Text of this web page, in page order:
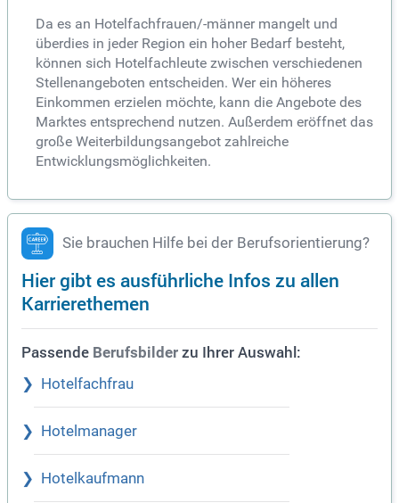
Da es an Hotelfachfrauen/-männer mangelt und
überdies in jeder Region ein hoher Bedarf besteht,
können sich Hotelfachleute zwischen verschiedenen
Stellenangeboten entscheiden. Wer ein höheres
Einkommen erzielen möchte, kann die Angebote des
Marktes entsprechend nutzen. Außerdem eröffnet das
große Weiterbildungsangebot zahlreiche
Entwicklungsmöglichkeiten.
Sie brauchen Hilfe bei der Berufsorientierung?
Hier gibt es ausführliche Infos zu allen
Karrierethemen
Passende Berufsbilder zu Ihrer Auswahl:
Hotelfachfrau
Hotelmanager
Hotelkaufmann